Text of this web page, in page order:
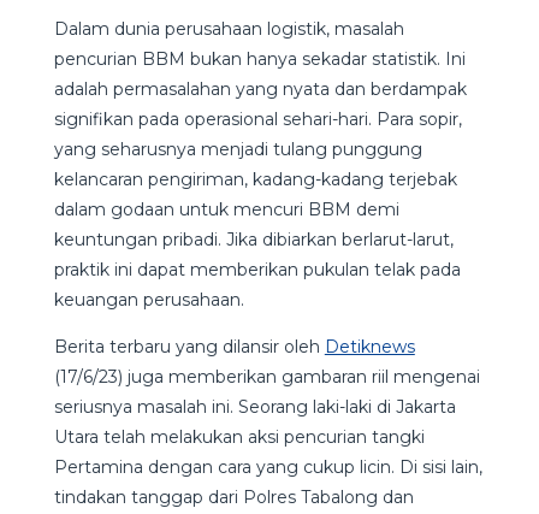
Dalam dunia perusahaan logistik, masalah
pencurian BBM bukan hanya sekadar statistik. Ini
adalah permasalahan yang nyata dan berdampak
signifikan pada operasional sehari-hari. Para sopir,
yang seharusnya menjadi tulang punggung
kelancaran pengiriman, kadang-kadang terjebak
dalam godaan untuk mencuri BBM demi
keuntungan pribadi. Jika dibiarkan berlarut-larut,
praktik ini dapat memberikan pukulan telak pada
keuangan perusahaan.
Berita terbaru yang dilansir oleh Detiknews
(17/6/23) juga memberikan gambaran riil mengenai
seriusnya masalah ini. Seorang laki-laki di Jakarta
Utara telah melakukan aksi pencurian tangki
Pertamina dengan cara yang cukup licin. Di sisi lain,
tindakan tanggap dari Polres Tabalong dan